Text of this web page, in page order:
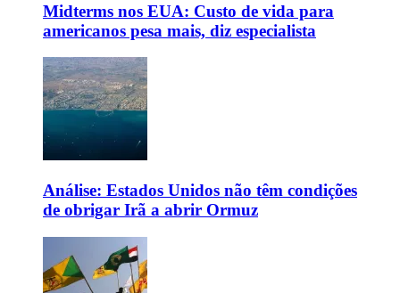
Midterms nos EUA: Custo de vida para
americanos pesa mais, diz especialista
Análise: Estados Unidos não têm condições
de obrigar Irã a abrir Ormuz